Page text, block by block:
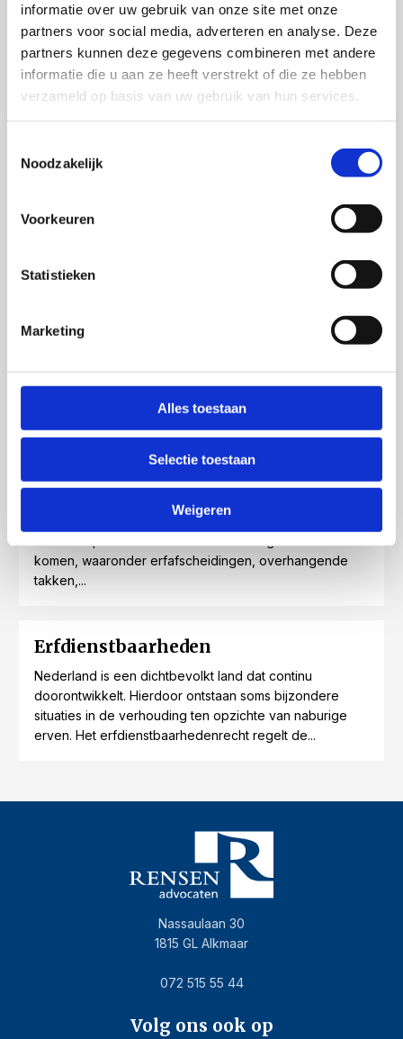
informatie over uw gebruik van onze site met onze
partners voor social media, adverteren en analyse. Deze
partners kunnen deze gegevens combineren met andere
informatie die u aan ze heeft verstrekt of die ze hebben
verzameld op basis van uw gebruik van hun services.
Noodzakelijk
Voorkeuren
Statistieken
Marketing
Alles toestaan
Selectie toestaan
Weigeren
Het huurrecht in Nederland is divers, met verschillende
soorten huurovereenkomsten voor onder andere
woon- en bedrijfsruimte. Daarbij is het van groot belang
op de hoogte te zijn van opzegtermijnen...
Onze gespecialiseerde advocaten hebben uitgebreide
zowel bouwers als opdrachtgevers. In het bouwrecht
Onroerendgoedrecht omvat diverse juridische
advocaten hebben diepgaande kennis van de
Het burenrecht regelt de rechten en plichten tussen
aangrenzende perceeleigenaren. Diverse
komen, waaronder erfafscheidingen, overhangende
takken,...
Erfdienstbaarheden
Nederland is een dichtbevolkt land dat continu
doorontwikkelt. Hierdoor ontstaan soms bijzondere
situaties in de verhouding ten opzichte van naburige
erven. Het erfdienstbaarhedenrecht regelt de...
Nassaulaan 30
1815 GL Alkmaar
072 515 55 44
Volg ons ook op